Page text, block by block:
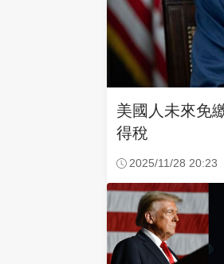
美國人未來免
得稅
2025/11/28 20:23